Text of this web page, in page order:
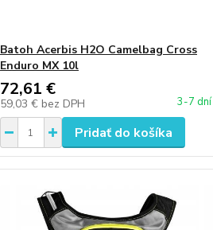
Batoh Acerbis H2O Camelbag Cross
Enduro MX 10l
72,61 €
59,03 € bez DPH 3-7 dní
Pridať do košíka